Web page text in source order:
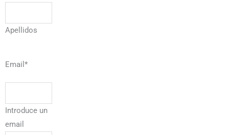
Apellidos
Email *
Introduce un
email